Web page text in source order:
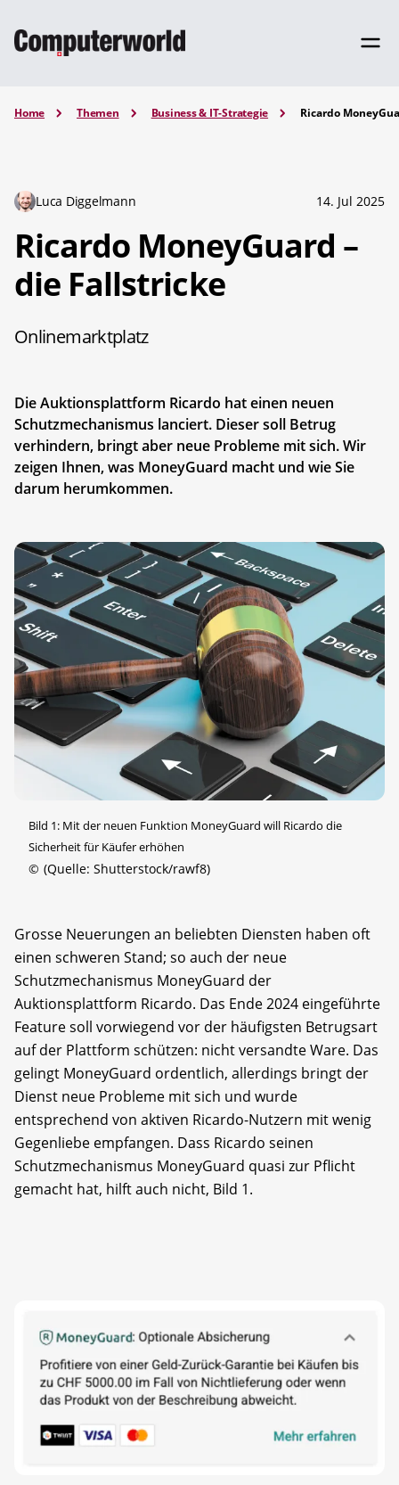
Home Themen Business & IT-Strategie Ricardo
Luca Diggelmann 14. Jul 2025
Ricardo MoneyGuard –
die Fallstricke
Onlinemarktplatz
Die Auktionsplattform Ricardo hat einen neuen
Schutzmechanismus lanciert. Dieser soll Betrug
verhindern, bringt aber neue Probleme mit sich. Wir
zeigen Ihnen, was MoneyGuard macht und wie Sie
darum herumkommen.
Bild 1: Mit der neuen Funktion MoneyGuard will Ricardo die
Sicherheit für Käufer erhöhen
© (Quelle: Shutterstock/rawf8)
Grosse Neuerungen an beliebten Diensten haben oft
einen schweren Stand; so auch der neue
Schutzmechanismus MoneyGuard der
Auktionsplattform Ricardo. Das Ende 2024 eingeführte
Feature soll vorwiegend vor der häufigsten Betrugsart
auf der Plattform schützen: nicht versandte Ware. Das
gelingt MoneyGuard ordentlich, allerdings bringt der
Dienst neue Probleme mit sich und wurde
entsprechend von aktiven Ricardo-Nutzern mit wenig
Gegenliebe empfangen. Dass Ricardo seinen
Schutzmechanismus MoneyGuard quasi zur Pflicht
gemacht hat, hilft auch nicht, Bild 1.